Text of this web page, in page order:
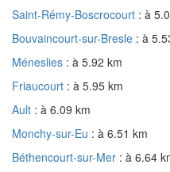
Saint-Rémy-Boscrocourt : à
Bouvaincourt-sur-Bresle : à
Méneslies : à 5.92 km
Friaucourt : à 5.95 km
Ault : à 6.09 km
Monchy-sur-Eu : à 6.51 km
Béthencourt-sur-Mer : à 6.64